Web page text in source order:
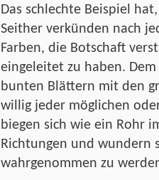
Das schlechte Beispiel
Seither verkünden nach
Farben, die Botschaft
eingeleitet zu haben.
bunten Blättern mit den
willig jeder möglichen
biegen sich wie ein Rohr
Richtungen und wundern
wahrgenommen zu